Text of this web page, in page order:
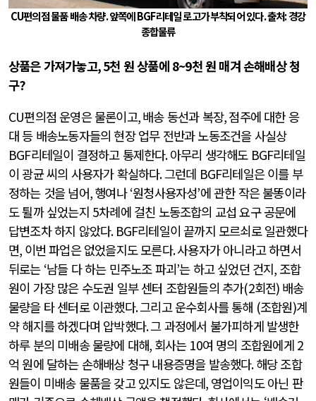
CU편의점 물품 배송 차량.앞쪽에BGF리테일 로고가 부착되어 있다.출처:경강
종합물류
상품은 가져가놓고, 5천 원 상품에 8~9천 원 매겨 손해배상 청
구?
CU편의점 운영은 물론이고,배송 동선과 복장,점주에 대한 응
대 등 배송노동자들의 현장 업무 전반과 노동조건을 사실상
BGF리테일이 결정하고 통제한다.아무리 생각해도 BGF리테일
이 광균 씨의 사용자가 확실하다.그런데 BGF리테일은 이를 부
정하는 것을 넘어,행여나‘원청사용자성’에 관한 작은 불똥이라
도 튈까 싶었는지 5차례에 걸친 노동조합의 교섭 요구 공문에
답변조차 하지 않았다. BGF리테일이 끝까지 모르쇠로 일관했다
면, 이번 파업은 없었을지도 모른다.사용자가 아니라고 하면서
뒤로는 ‘남들 다 하는 민주노조 파괴’는 하고 싶었던 건지, 조합
원이 가장 많은 수도권 일부 센터 조합원들의 추가(2회전) 배송
물량을 타 센터로 이관했다.그리고 운수회사를 통해 (조합원)계
약 해지를 하겠다며 압박했다.그 과정에서 불가피하게 발생한
하루 분의 미배송 물량에 대해, 회사는 10여 명의 조합원에게 2
억 원에 달하는 손해배상 청구 내용증명을 발송했다.해당 조합
원들이 미배송 물품을 갖고 있지도 않은데, 영업이익도 아닌 판